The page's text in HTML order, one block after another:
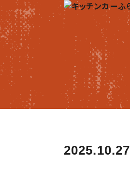
2025.10.27